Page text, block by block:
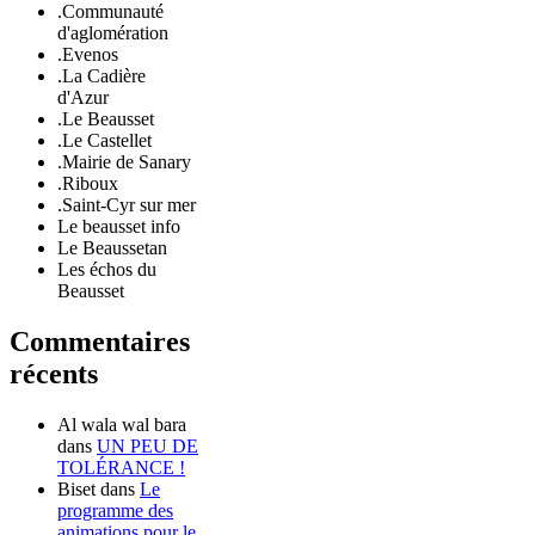
.Communauté
d'aglomération
.Evenos
.La Cadière
d'Azur
.Le Beausset
.Le Castellet
.Mairie de Sanary
.Riboux
.Saint-Cyr sur mer
Le beausset info
Le Beaussetan
Les échos du
Beausset
Commentaires
récents
Al wala wal bara
dans UN PEU DE
TOLÉRANCE !
Biset dans Le
programme des